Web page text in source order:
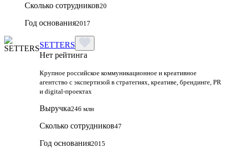
Сколько сотрудников20
Год основания2017
SETTERS
Нет рейтинга
Крупное российское коммуникационное и креативное
агентство с экспертизой в стратегиях, креативе, брендинге, PR
и digital‑проектах
Выручка246 млн
Сколько сотрудников47
Год основания2015